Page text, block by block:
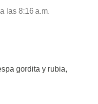
las 8:16 a.m.
gordita y rubia,